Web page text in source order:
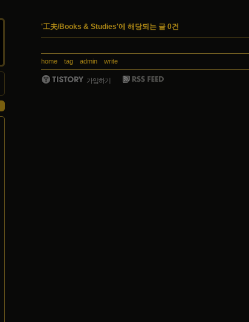
'工夫/Books & Studies'에 해당되는 글 0건
home tag admin write
가입하기